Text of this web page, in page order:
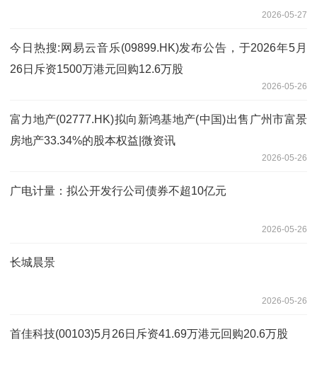
2026-05-27
今日热搜:网易云音乐(09899.HK)发布公告，于2026年5月
26日斥资1500万港元回购12.6万股
2026-05-26
富力地产(02777.HK)拟向新鸿基地产(中国)出售广州市富景
房地产33.34%的股本权益|微资讯
2026-05-26
广电计量：拟公开发行公司债券不超10亿元
2026-05-26
长城晨景
2026-05-26
首佳科技(00103)5月26日斥资41.69万港元回购20.6万股